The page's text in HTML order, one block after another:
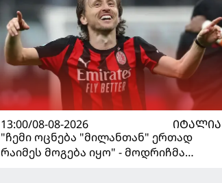
13:00/08-08-2026
ᲘᲢᲐᲚᲘᲐ
"ჩემი ოცნება "მილანთან" ერთად
რაიმეს მოგება იყო" - მოდრიჩმა